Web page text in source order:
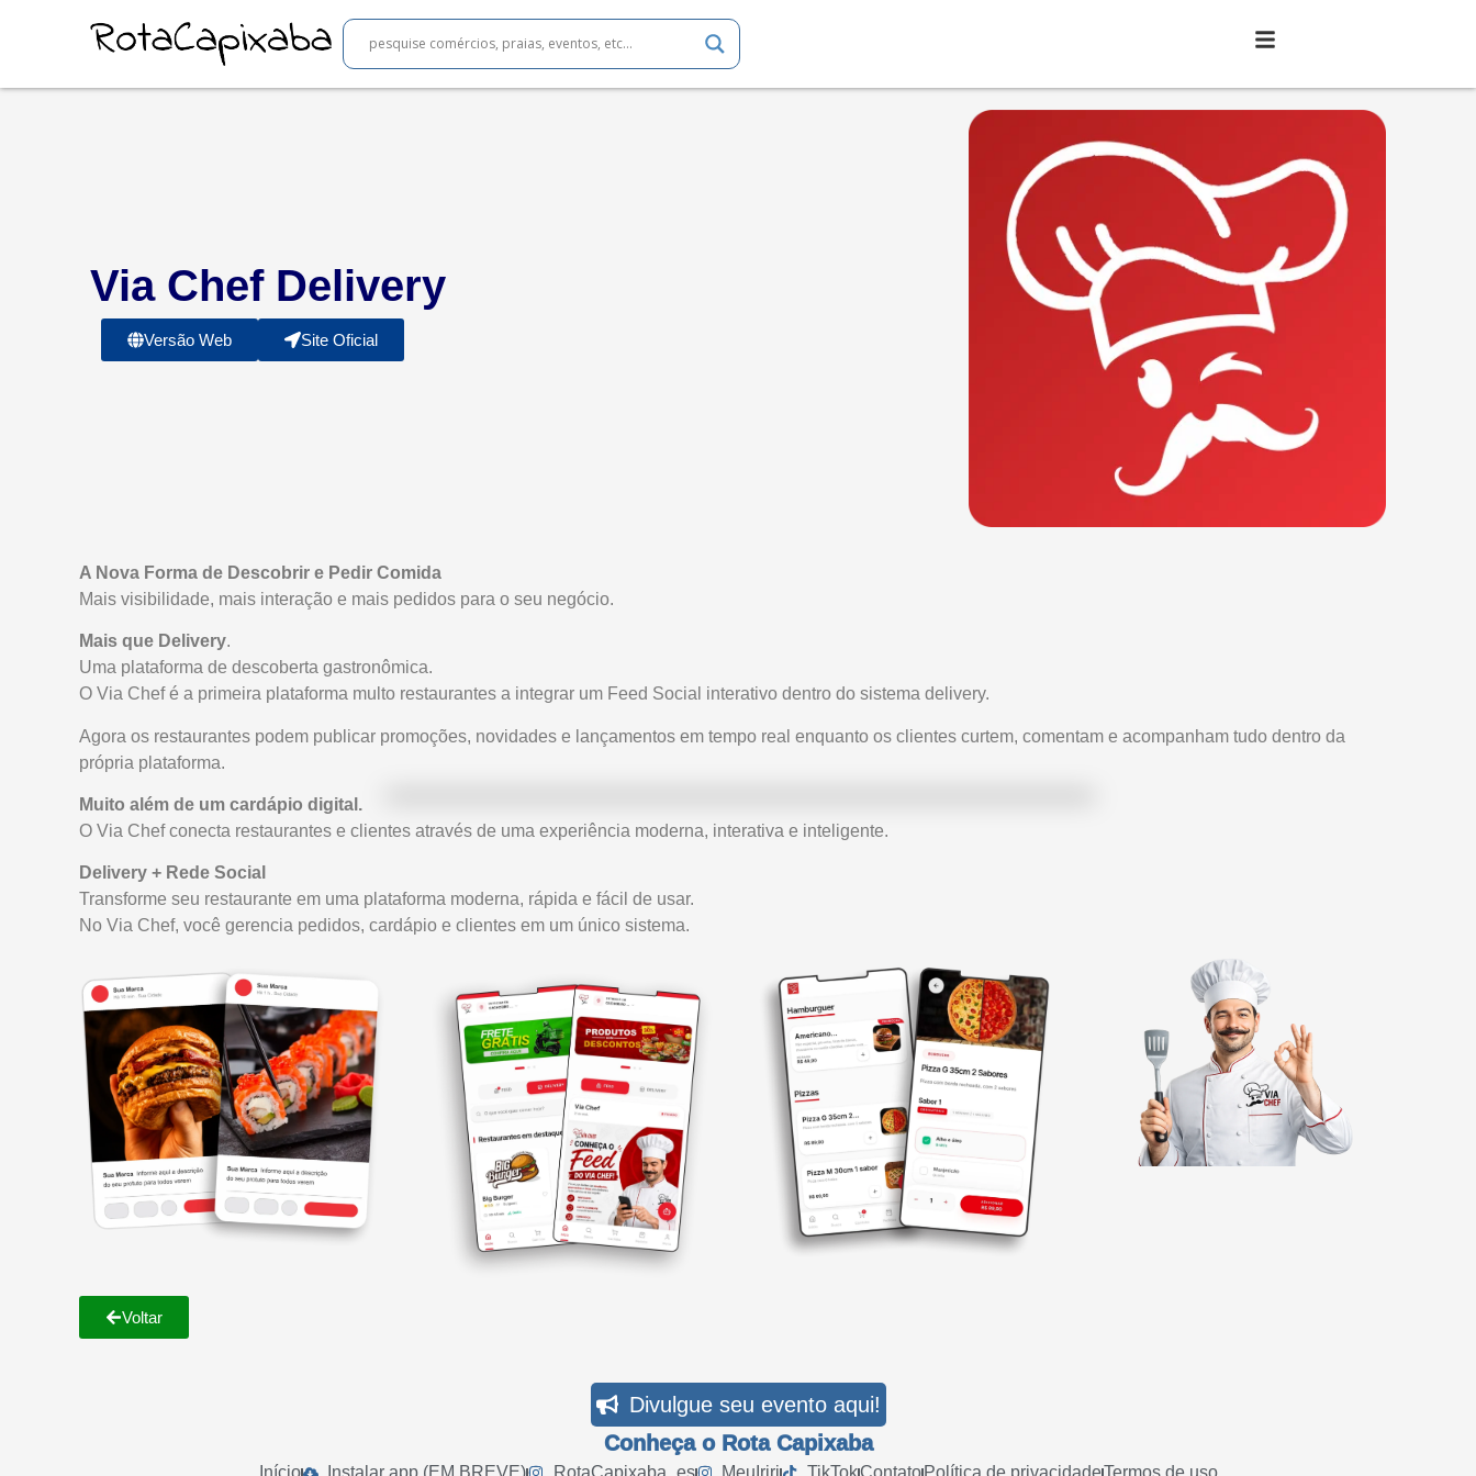
Via Chef Delivery
Versão Web Site Oficial
A Nova Forma de Descobrir e Pedir Comida
Mais visibilidade, mais interação e mais pedidos para o seu negócio.
Mais que Delivery.
Uma plataforma de descoberta gastronômica.
O Via Chef é a primeira plataforma multo restaurantes a integrar um Feed Social interativo dentro do sistema delivery.
Agora os restaurantes podem publicar promoções, novidades e lançamentos em tempo real enquanto os clientes curtem, comentam e acompanham tudo dentro da
própria plataforma.
Muito além de um cardápio digital.
O Via Chef conecta restaurantes e clientes através de uma experiência moderna, interativa e inteligente.
Delivery + Rede Social
Transforme seu restaurante em uma plataforma moderna, rápida e fácil de usar.
No Via Chef, você gerencia pedidos, cardápio e clientes em um único sistema.
Voltar
Divulgue seu evento aqui!
Conheça o Rota Capixaba
Início Instalar app (EM BREVE) RotaCapixaba_es MeuIriri TikTokContatoPolítica de privacidadeTermos de uso